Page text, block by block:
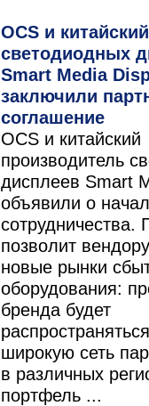
OCS и
светодиодных
Smart Media
заключили
соглашение
OCS и китайский
производитель
дисплеев Smart
объявили о
сотрудничества.
позволит
новые рынки
оборудования:
бренда будет
широкую сеть
в различных
портфель ...